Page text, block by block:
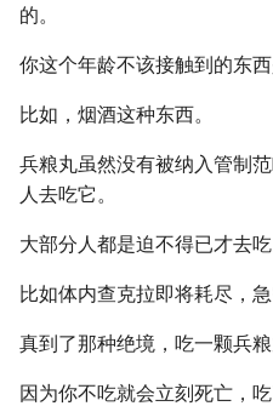
的。
你这个年龄不该接触到的东
比如，烟酒这种东西。
兵粮丸虽然没有被纳入管制
人去吃它。
大部分人都是迫不得已才去吃
比如体内查克拉即将耗尽，急
真到了那种绝境，吃一颗兵
因为你不吃就会立刻死亡，